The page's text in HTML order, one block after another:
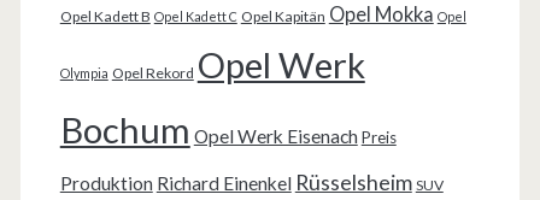
Opel Kadett B Opel Kadett C Opel Kapitän Opel Mokka Opel
Olympia Opel Rekord Opel Werk
Bochum Opel Werk Eisenach Preis
Produktion Richard Einenkel Rüsselsheim SUV